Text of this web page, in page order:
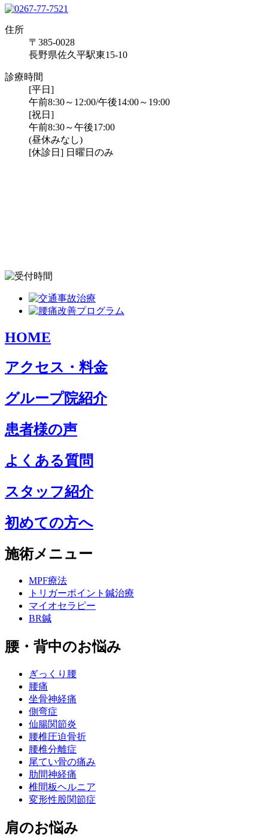
住所
〒385-0028
長野県佐久平駅東15-10
診療時間
[平日]
午前8:30～12:00/午後14:00～19:00
[祝日]
午前8:30～午後17:00
(昼休みなし)
[休診日] 日曜日のみ
HOME
アクセス・料金
グループ院紹介
患者様の声
よくある質問
スタッフ紹介
初めての方へ
施術メニュー
MPF療法
トリガーポイント鍼治療
マイオセラピー
BR鍼
腰・背中のお悩み
ぎっくり腰
腰痛
坐骨神経痛
側弯症
仙腸関節炎
腰椎圧迫骨折
腰椎分離症
尾てい骨の痛み
肋間神経痛
椎間板ヘルニア
変形性股関節症
肩のお悩み